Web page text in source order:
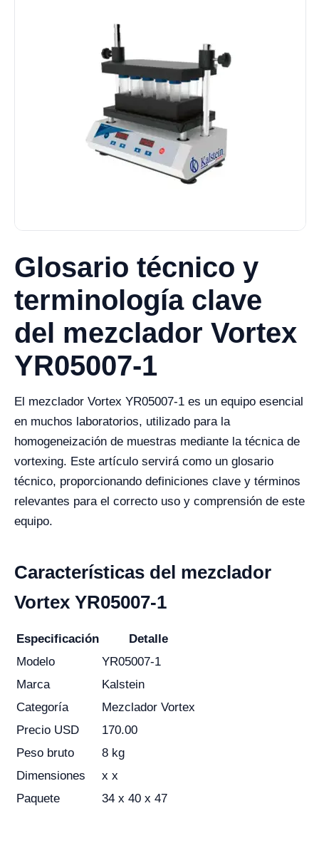
Glosario técnico y
terminología clave
del mezclador Vortex
YR05007-1
El mezclador Vortex YR05007-1 es un equipo esencial
en muchos laboratorios, utilizado para la
homogeneización de muestras mediante la técnica de
vortexing. Este artículo servirá como un glosario
técnico, proporcionando definiciones clave y términos
relevantes para el correcto uso y comprensión de este
equipo.
Características del mezclador
Vortex YR05007-1
Especificación
Detalle
Modelo
YR05007-1
Marca
Kalstein
Categoría
Mezclador Vortex
Precio USD
170.00
Peso bruto
8 kg
Dimensiones
x x
Paquete
34 x 40 x 47